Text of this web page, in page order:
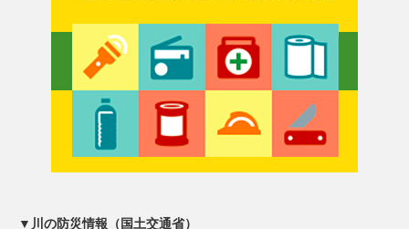
▼川の防災情報（国土交通省）